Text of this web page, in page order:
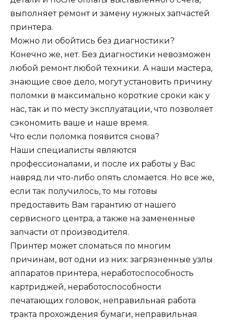
выполняет ремонт и замену нужных запчастей
принтера.
Можно ли обойтись без диагностики?
Конечно же, нет. Без диагностики невозможен
любой ремонт любой техники. А наши мастера,
знающие свое дело, могут установить причину
поломки в максимально короткие сроки как у
нас, так и по месту эксплуатации, что позволяет
сэкономить ваше и наше время.
Что если поломка появится снова?
Наши специалисты являются
профессионалами, и после их работы у Вас
навряд ли что-либо опять сломается. Но все же,
если так получилось, то мы готовы
предоставить Вам гарантию от нашего
сервисного центра, а также на замененные
запчасти от производителя.
Принтер может сломаться по многим
причинам, вот одни из них: загрязненные узлы
аппаратов принтера, неработоспособность
картриджей, неработоспособности
печатающих головок, неправильная работа
тракта прохождения бумаги, неправильная